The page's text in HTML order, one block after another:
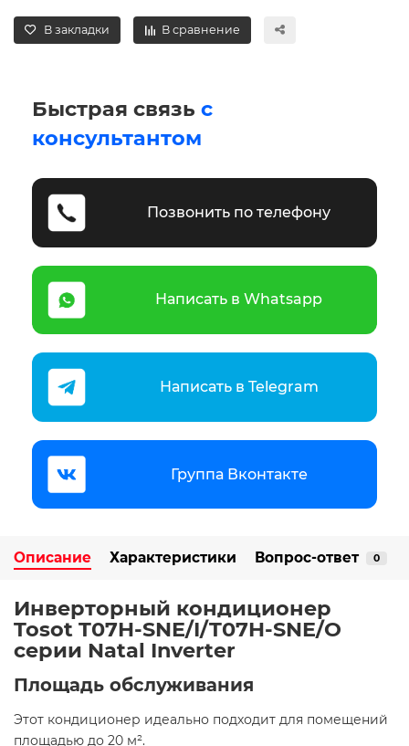
В закладки В сравнение
Быстрая связь с
консультантом
Позвонить по телефону
Написать в Whatsapp
Написать в Telegram
Группа Вконтакте
Описание Характеристики Вопрос-ответ 0
Инверторный кондиционер
Tosot T07H-SNE/I/T07H-SNE/O
серии Natal Inverter
Площадь обслуживания
Этот кондиционер идеально подходит для помещений
площадью до 20 м². ​